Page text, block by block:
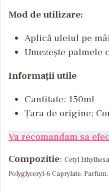
Mod de utilizare:
Aplică uleiul pe m
Umezește palmele
Informații utile
Cantitate: 150ml
Țara de origine:
Va recomandam sa
Compozitie: Cetyl
Polyglyceryl-6 Caprylate,